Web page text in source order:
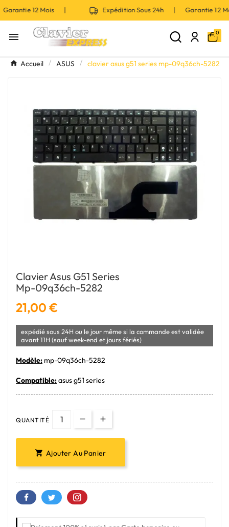
12 Mois | Expédition Sous 24h | Garantie 12
 0
Accueil ASUS clavier asus g51 series mp-09q36ch-5282
Clavier Asus G51 Series
Mp-09q36ch-5282
21,00 €
expédié sous 24H ou le jour même si la commande est validée
avant 11H (sauf week-end et jours fériés)
Modèle: mp-09q36ch-5282
Compatible:asus g51 series
QUANTITÉ
 Ajouter Au Panier